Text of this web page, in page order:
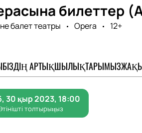
билеттер
балет театры Opera
12+
БІЗДІҢ АРТЫҚШЫЛЫҚТАРЫМЫЗ